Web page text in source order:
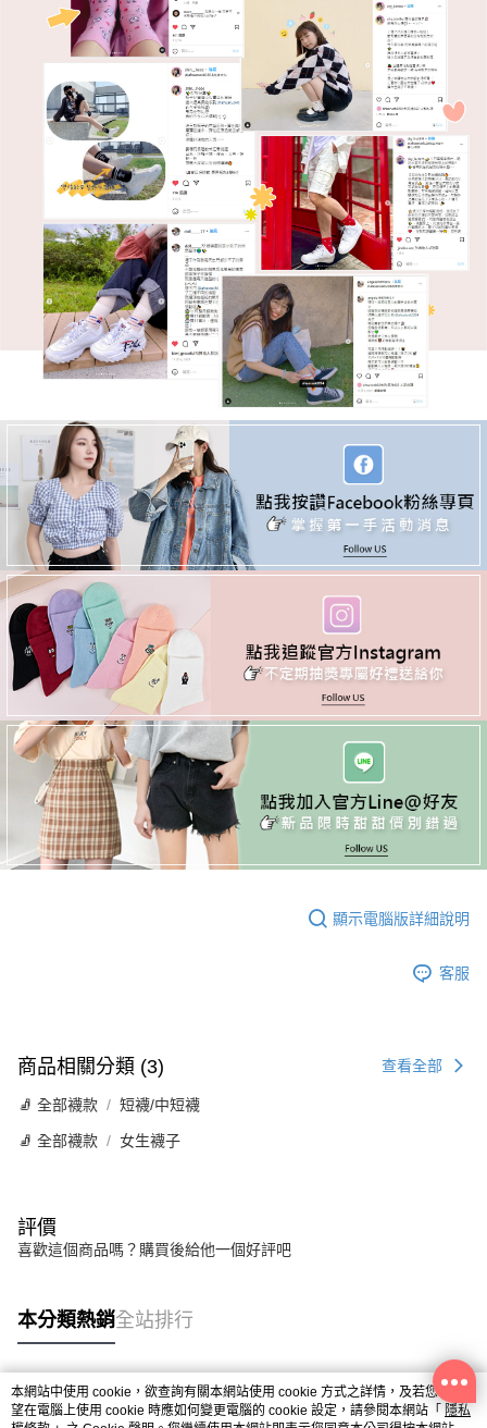
顯示電腦版詳細說明
客服
商品相關分類 (3) 查看全部
🧦 全部襪款 短襪/中短襪
🧦 全部襪款 女生襪子
評價
喜歡這個商品嗎？購買後給他一個好評吧
本分類熱銷全站排行
熱門標籤
本網站中使用 cookie，欲查詢有關本網站使用 cookie 方式之詳情，及若您不希
望在電腦上使用 cookie 時應如何變更電腦的 cookie 設定，請參閱本網站「 隱私